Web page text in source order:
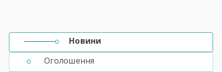
Новини
Оголошення